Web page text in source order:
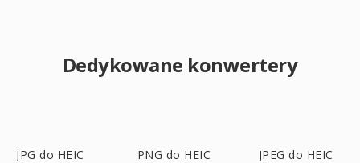
Dedykowane konwertery
JPG do HEIC PNG do HEIC JPEG do HEIC